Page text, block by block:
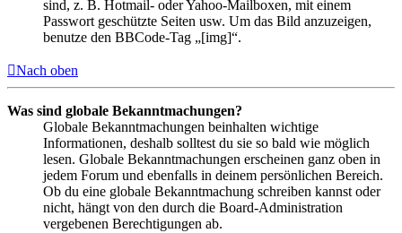
sind, z. B. Hotmail- oder Yahoo-Mailboxen, mit einem
Passwort geschützte Seiten usw. Um das Bild anzuzeigen,
benutze den BBCode-Tag „[img]“.
Nach oben
Was sind globale Bekanntmachungen?
Globale Bekanntmachungen beinhalten wichtige
Informationen, deshalb solltest du sie so bald wie möglich
lesen. Globale Bekanntmachungen erscheinen ganz oben in
jedem Forum und ebenfalls in deinem persönlichen Bereich.
Ob du eine globale Bekanntmachung schreiben kannst oder
nicht, hängt von den durch die Board-Administration
vergebenen Berechtigungen ab.